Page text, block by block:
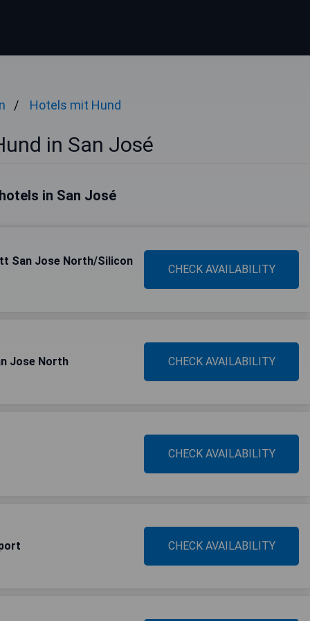
Hotels mit Hund
in San José
in San José
San Jose North/Silicon
CHECK AVAILABILITY
Jose North CHECK AVAILABILITY
CHECK AVAILABILITY
CHECK AVAILABILITY